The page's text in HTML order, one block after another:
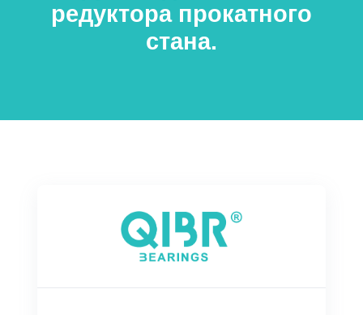
редуктора прокатного
стана.